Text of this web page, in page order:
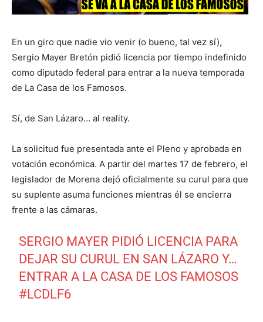
En un giro que nadie vio venir (o bueno, tal vez sí),
Sergio Mayer Bretón pidió licencia por tiempo indefinido
como diputado federal para entrar a la nueva temporada
de La Casa de los Famosos.
Sí, de San Lázaro… al reality.
La solicitud fue presentada ante el Pleno y aprobada en
votación económica. A partir del martes 17 de febrero, el
legislador de Morena dejó oficialmente su curul para que
su suplente asuma funciones mientras él se encierra
frente a las cámaras.
SERGIO MAYER PIDIÓ LICENCIA PARA
DEJAR SU CURUL EN SAN LÁZARO Y…
ENTRAR A LA CASA DE LOS FAMOSOS
#LCDLF6